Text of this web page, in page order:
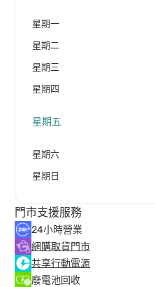
星期一
星期二
星期三
星期四
星期五
星期六
星期日
門市支援服務
24小時營業
網購取貨門市
共享行動電源
廢電池回收